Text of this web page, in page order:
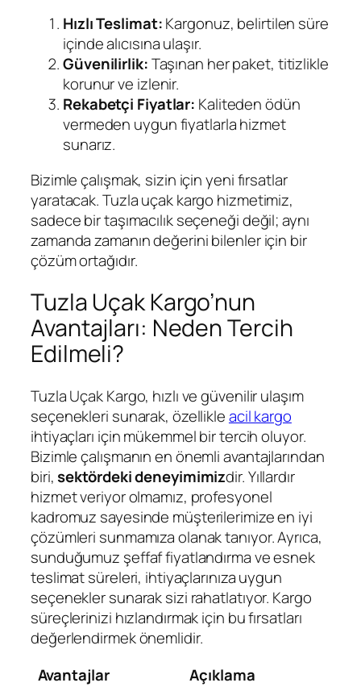
Hızlı Teslimat:Kargonuz, belirtilen süre
içinde alıcısına ulaşır.
Güvenilirlik:Taşınan her paket, titizlikle
korunur ve izlenir.
Rekabetçi Fiyatlar: Kaliteden ödün
vermeden uygun fiyatlarla hizmet
sunarız.
Bizimle çalışmak, sizin için yeni fırsatlar
yaratacak. Tuzla uçak kargo hizmetimiz,
sadece bir taşımacılık seçeneği değil; aynı
zamanda zamanın değerini bilenler için bir
çözüm ortağıdır.
Tuzla Uçak Kargo’nun
Avantajları: Neden Tercih
Edilmeli?
Tuzla Uçak Kargo, hızlı ve güvenilir ulaşım
seçenekleri sunarak, özellikleacil kargo
ihtiyaçları için mükemmel bir tercih oluyor.
Bizimle çalışmanın en önemli avantajlarından
biri,sektördeki deneyimimizdir. Yıllardır
hizmet veriyor olmamız, profesyonel
kadromuz sayesinde müşterilerimize en iyi
çözümleri sunmamıza olanak tanıyor. Ayrıca,
sunduğumuz şeffaf fiyatlandırma ve esnek
teslimat süreleri, ihtiyaçlarınıza uygun
seçenekler sunarak sizi rahatlatıyor. Kargo
süreçlerinizi hızlandırmak için bu fırsatları
değerlendirmek önemlidir.
Avantajlar
Açıklama